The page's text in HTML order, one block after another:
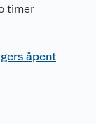
timer
åpent